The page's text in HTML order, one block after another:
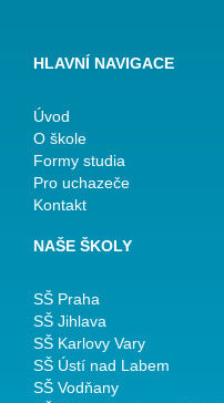
HLAVNÍ NAVIGACE
Úvod
O škole
Formy studia
Pro uchazeče
Kontakt
NAŠE ŠKOLY
SŠ Praha
SŠ Jihlava
SŠ Karlovy Vary
SŠ Ústí nad Labem
SŠ Vodňany